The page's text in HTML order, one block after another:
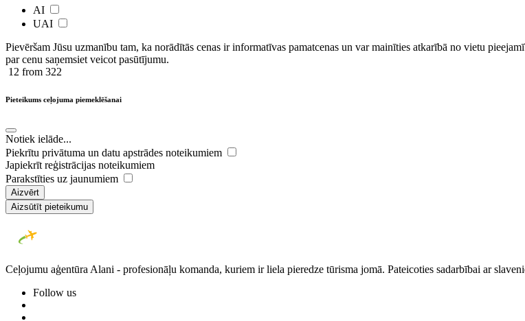
AI
UAI
Pievēršam Jūsu uzmanību tam, ka norādītās cenas ir ​informatīvas ​pamatcenas un var mainīties atkarībā ​no ​vietu
par cenu saņemsiet veicot pasūtījumu.
12 from 322
Pieteikums ceļojuma piemeklēšanai
Notiek ielāde...
Piekrītu privātuma un datu apstrādes noteikumiem
Japiekrīt reģistrācijas noteikumiem
Parakstīties uz jaunumiem
Aizvērt
Aizsūtīt pieteikumu
Ceļojumu aģentūra Alani - profesionāļu komanda, kuriem ir liela pieredze tūrisma jomā. Pateicoties sadarbībai ar
Follow us